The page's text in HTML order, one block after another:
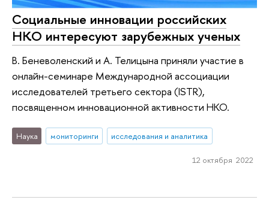
Социальные инновации российских
НКО интересуют зарубежных ученых
В. Беневоленский и А. Телицына приняли участие в
онлайн-семинаре Международной ассоциации
исследователей третьего сектора (ISTR),
посвященном инновационной активности НКО.
Наука мониторинги исследования и аналитика
12 октября 2022